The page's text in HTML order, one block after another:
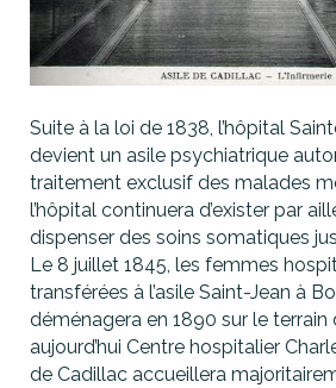
Suite à la loi de 1838, l’hôpital
devient un asile psychiatrique
traitement exclusif des malades
l’hôpital continuera d’exister par
dispenser des soins somatiques
Le 8 juillet 1845, les femmes
transférées à l’asile Saint-Jean à
déménagera en 1890 sur le terrain
aujourd’hui Centre hospitalier
de Cadillac accueillera